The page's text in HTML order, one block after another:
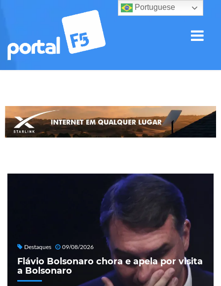
Destaques 09/08/2026
Flávio Bolsonaro chora e apela por visita
a Bolsonaro
Portuguese